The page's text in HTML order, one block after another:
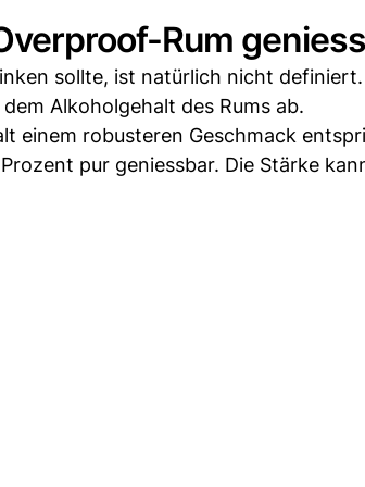
Rum
sollte, ist natürlich nicht
Alkoholgehalt des Rums ab.
einem robusteren Geschmack
pur geniessbar. Die Stärke